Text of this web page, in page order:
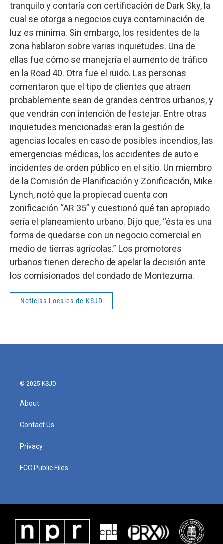
tranquilo y contaría con certificación de Dark Sky, la
cual se otorga a negocios cuya contaminación de
luz es mínima. Sin embargo, los residentes de la
zona hablaron sobre varias inquietudes. Una de
ellas fue cómo se manejaría el aumento de tráfico
en la Road 40. Otra fue el ruido. Las personas
comentaron que el tipo de clientes que atraen
probablemente sean de grandes centros urbanos, y
que vendrán con intención de festejar. Entre otras
inquietudes mencionadas eran la gestión de
agencias locales en caso de posibles incendios, las
emergencias médicas, los accidentes de auto e
incidentes de orden público en el sitio. Un miembro
de la Comisión de Planificación y Zonificación, Mike
Lynch, notó que la propiedad cuenta con
zonificación “AR 35” y cuestionó qué tan apropiado
sería el planeamiento urbano. Dijo que, “ésta es una
forma de quedarse con un negocio comercial en
medio de tierras agrícolas.” Los promotores
urbanos tienen derecho de apelar la decisión ante
los comisionados del condado de Montezuma.
Noticias Locales de KSJD
© 2025 KSJD
About
Contact Us
Privacy
FCC Public Files